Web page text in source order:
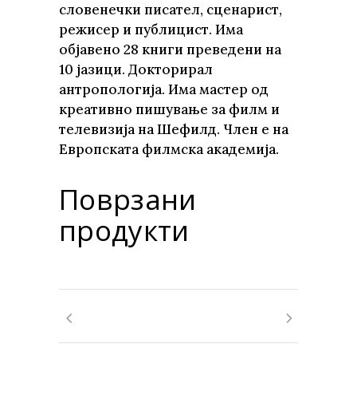
словенечки писател, сценарист,
режисер и публицист. Има
објавено 28 книги преведени на
10 јазици. Докторирал
антропологија. Има мастер од
креативно пишување за филм и
телевизија на Шефилд. Член е на
Европската филмска академија.
Поврзани
продукти